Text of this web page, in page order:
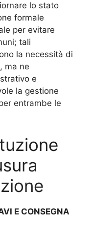
lo stato
formale
per evitare
tali
la necessità di
ma ne
e
la gestione
entrambe le
E CONSEGNA